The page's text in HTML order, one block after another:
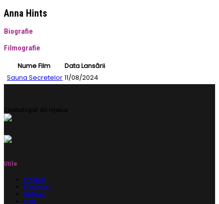
Anna Hints
Biografie
Filmografie
Nume Film
Data Lansării
Sauna Secretelor 11/08/2024
Cinematograf din rețeaua
Utile
Program
Evenimente
Parteneri
Blog